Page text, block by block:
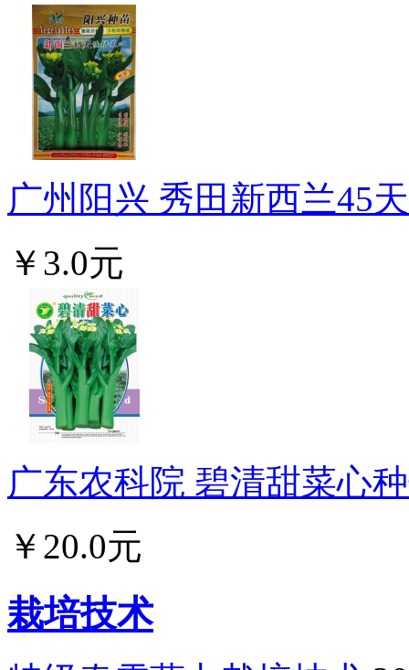
广州阳兴 秀田新西兰45
￥3.0元
广东农科院 碧清甜菜心
￥20.0元
栽培技术